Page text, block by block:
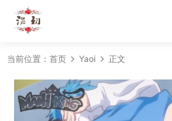
当前位置： 首页 Yaoi 正文